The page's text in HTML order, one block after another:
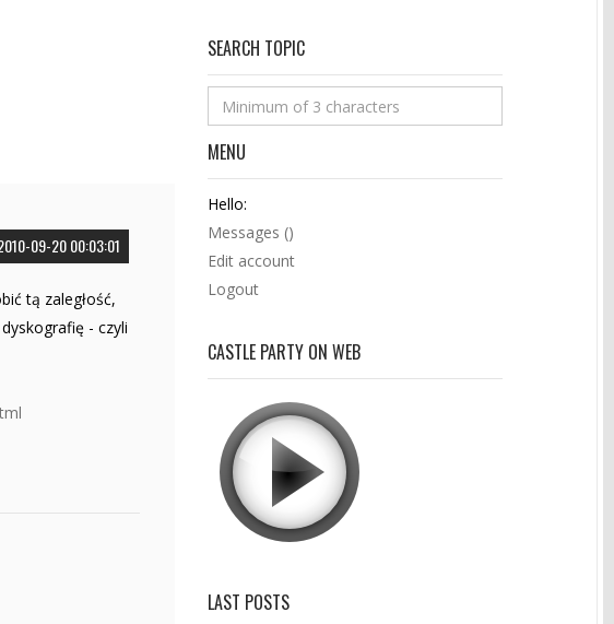
09-20 00:03:01
tą zaległość,
- czyli
SEARCH TOPIC
MENU
Hello:
Messages ()
Edit account
Logout
CASTLE PARTY ON WEB
LAST POSTS